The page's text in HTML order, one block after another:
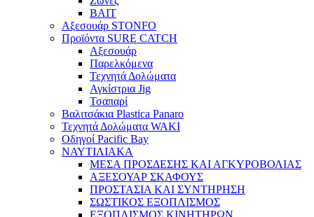
BAIT
Αξεσουάρ STONFO
Προϊόντα SURE CATCH
Αξεσουάρ
Παρελκόμενα
Τεχνητά Δολώματα
Αγκίστρια Jig
Τσαπαρί
Βαλιτσάκια Plastica Panaro
Τεχνητά Δολώματα WAKI
Οδηγοί Pacific Bay
ΝΑΥΤΙΛΙΑΚΑ
ΜΕΣΑ ΠΡΟΣΔΕΣΗΣ ΚΑΙ ΑΓΚΥΡΟΒΟΛΙΑΣ
ΑΞΕΣΟΥΑΡ ΣΚΑΦΟΥΣ
ΠΡΟΣΤΑΣΙΑ ΚΑΙ ΣΥΝΤΗΡΗΣΗ
ΣΩΣΤΙΚΟΣ ΕΞΟΠΛΙΣΜΟΣ
ΕΞΟΠΛΙΣΜΟΣ ΚΙΝΗΤΗΡΩΝ